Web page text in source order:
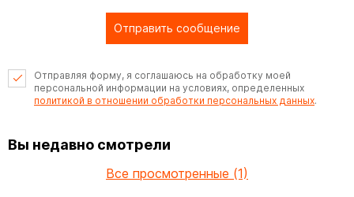
Отправить сообщение
Отправляя форму, я соглашаюсь на обработку моей
персональной информации на условиях, определенных
политикой в отношении обработки персональных данных.
Вы недавно смотрели
Все просмотренные (1)